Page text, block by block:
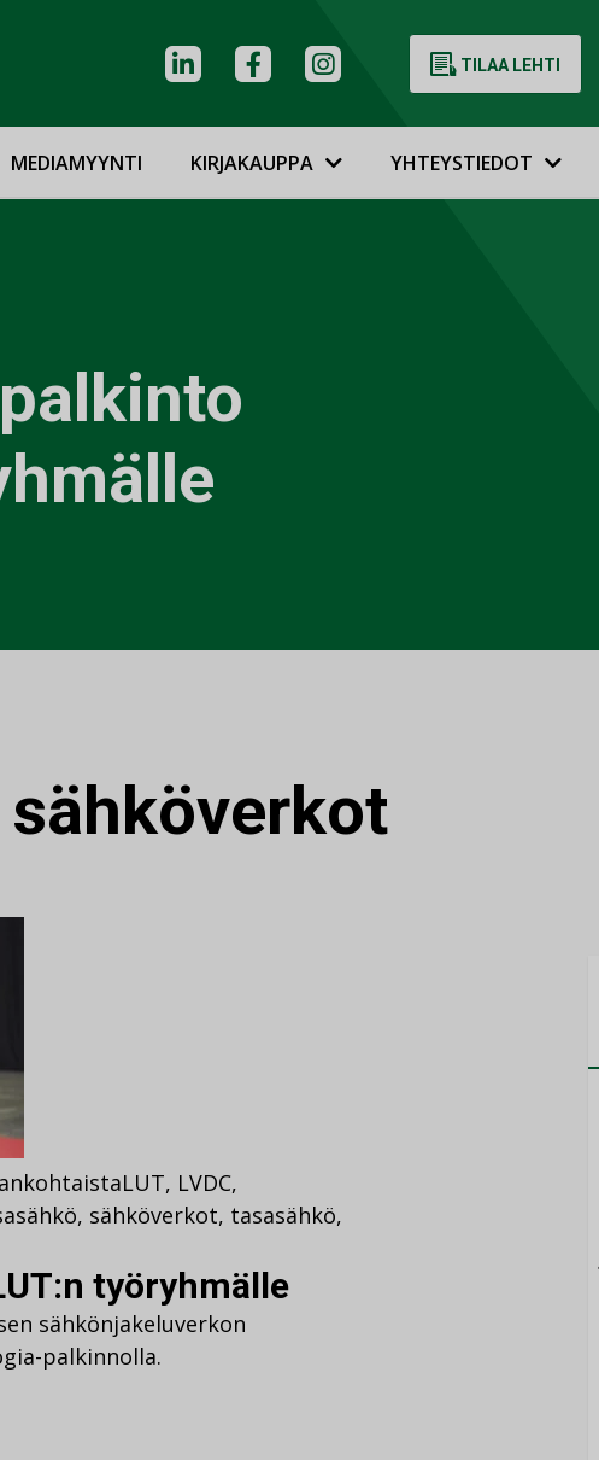
TILAA LEHTI
MEDIAMYYNTI KIRJAKAUPPA YHTEYSTIEDOT
sähköverkot
LUT, LVDC,
, sähköverkot, tasasähkö,
työryhmälle
sähkönjakeluverkon
palkinnolla.